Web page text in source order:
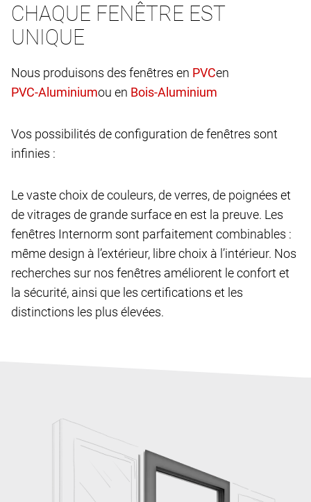
CHAQUE FENÊTRE EST
UNIQUE
Nous produisons des fenêtres en
en
ou en
Vos possibilités de configuration de fenêtres sont
infinies :
Le vaste choix de couleurs, de verres, de poignées et
de vitrages de grande surface en est la preuve. Les
fenêtres Internorm sont parfaitement combinables :
même design à l’extérieur, libre choix à l’intérieur. Nos
recherches sur nos fenêtres améliorent le confort et
la sécurité, ainsi que les certifications et les
distinctions les plus élevées.